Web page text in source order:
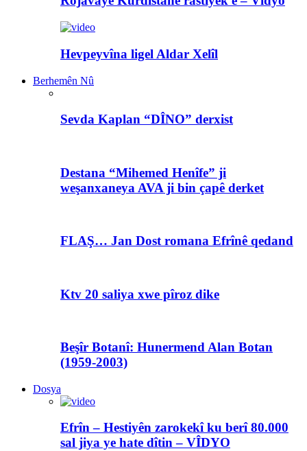
Hevpeyvîna ligel Aldar Xelîl
Berhemên Nû
Sevda Kaplan “DÎNO” derxist
Destana “Mihemed Henîfe” ji
weşanxaneya AVA ji bin çapê derket
FLAŞ… Jan Dost romana Efrînê qedand
Ktv 20 saliya xwe pîroz dike
Beşîr Botanî: Hunermend Alan Botan
(1959-2003)
Dosya
Efrîn – Hestiyên zarokekî ku berî 80.000
sal jiya ye hate dîtin – VÎDYO